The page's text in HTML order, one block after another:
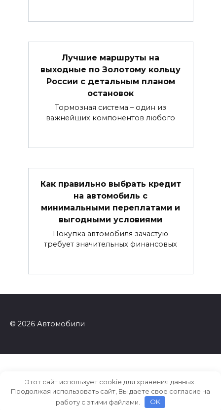
Лучшие маршруты на
выходные по Золотому кольцу
России с детальным планом
остановок
Тормозная система – один из
важнейших компонентов любого
Как правильно выбрать кредит
на автомобиль с
минимальными переплатами и
выгодными условиями
Покупка автомобиля зачастую
требует значительных финансовых
© 2026 Автомобили
Этот сайт использует cookie для хранения данных.
Продолжая использовать сайт, Вы даете свое согласие на
работу с этими файлами.
OK